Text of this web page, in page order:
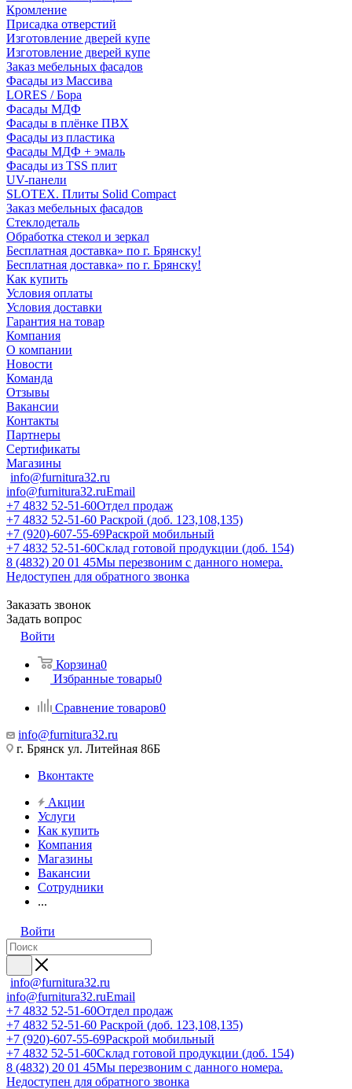
Кромление
Присадка отверстий
Изготовление дверей купе
Изготовление дверей купе
Заказ мебельных фасадов
Фасады из Массива
LORES / Бора
Фасады МДФ
Фасады в плёнке ПВХ
Фасады из пластика
Фасады МДФ + эмаль
Фасады из TSS плит
UV-панели
SLOTEX. Плиты Solid Compact
Заказ мебельных фасадов
Стеклодеталь
Обработка стекол и зеркал
Бесплатная доставка» по г. Брянску!
Бесплатная доставка» по г. Брянску!
Как купить
Условия оплаты
Условия доставки
Гарантия на товар
Компания
О компании
Новости
Команда
Отзывы
Вакансии
Контакты
Партнеры
Сертификаты
Магазины
info@furnitura32.ru
info@furnitura32.ruEmail
+7 4832 52-51-60Отдел продаж
+7 4832 52-51-60 Раскрой (доб. 123,108,135)
+7 (920)-607-55-69Раскрой мобильный
+7 4832 52-51-60Склад готовой продукции (доб. 154)
8 (4832) 20 01 45Мы перезвоним с данного номера.
Недоступен для обратного звонка
Заказать звонок
Задать вопрос
Войти
Корзина0
Избранные товары0
Сравнение товаров0
info@furnitura32.ru
г. Брянск ул. Литейная 86Б
Вконтакте
Акции
Услуги
Как купить
Компания
Магазины
Вакансии
Сотрудники
...
Войти
info@furnitura32.ru
info@furnitura32.ruEmail
+7 4832 52-51-60Отдел продаж
+7 4832 52-51-60 Раскрой (доб. 123,108,135)
+7 (920)-607-55-69Раскрой мобильный
+7 4832 52-51-60Склад готовой продукции (доб. 154)
8 (4832) 20 01 45Мы перезвоним с данного номера.
Недоступен для обратного звонка